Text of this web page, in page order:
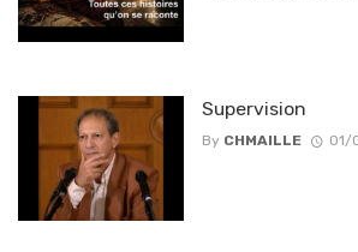
Supervision
By CHMAILLE 01/